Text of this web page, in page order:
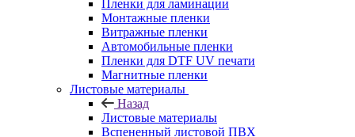
Пленки для ламинации
Монтажные пленки
Витражные пленки
Автомобильные пленки
Пленки для DTF UV печати
Магнитные пленки
Листовые материалы
Назад
Листовые материалы
Вспененный листовой ПВХ